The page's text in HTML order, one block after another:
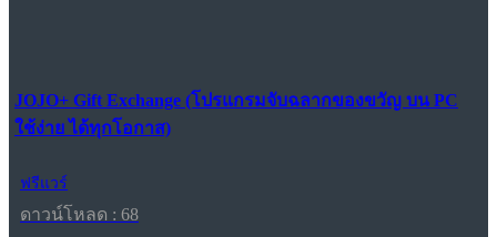
JOJO+ Gift Exchange (โปรแกรมจับฉลากของขวัญ บน PC
ใช้ง่าย ได้ทุกโอกาส)
ฟรีแวร์
ดาวน์โหลด : 68